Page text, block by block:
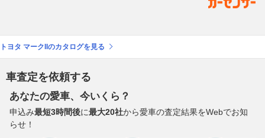
トヨタ マークIIのカタログを見る
車査定を依頼する
あなたの愛車、今いくら？
申込み最短3時間後に最大20社から愛車の査定結果をWebでお知
らせ！